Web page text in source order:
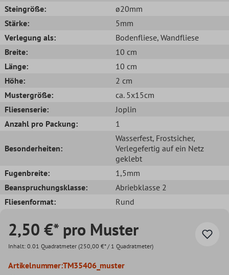
Steingröße:
ø20mm
Stärke:
5mm
Verlegung als:
Bodenfliese, Wandfliese
Breite:
10 cm
Länge:
10 cm
Höhe:
2 cm
Mustergröße:
ca. 5x15cm
Fliesenserie:
Joplin
Anzahl pro Packung:
1
Besonderheiten:
Wasserfest, Frostsicher,
Verlegefertig auf ein Netz
geklebt
Fugenbreite:
1,5mm
Beanspruchungsklasse:
Abriebklasse 2
Fliesenformat:
Rund
2,50 €* pro Muster
Inhalt: 0.01 Quadratmeter (250,00 €* / 1 Quadratmeter)
Artikelnummer:TM35406_muster